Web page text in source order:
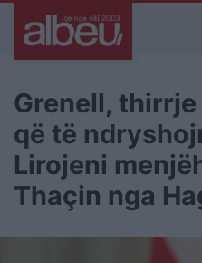
Grenell,
që të
Lirojeni
Thaçin nga